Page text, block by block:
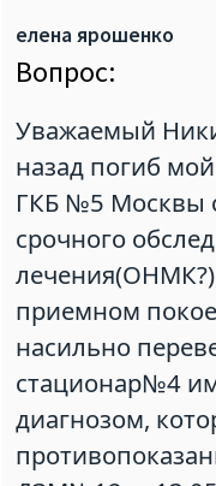
елена ярошенко
Вопрос:
Уважаемый
назад погиб
ГКБ №5 Москвы
срочного
приемном
насильно
стационар№4
диагнозом,